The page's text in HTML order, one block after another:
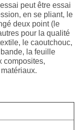
peut être essai
en se pliant, le
deux point (le
pour la qualité
le caoutchouc,
la feuille
composites,